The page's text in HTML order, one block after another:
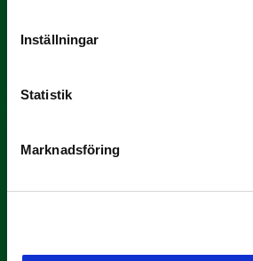
Inställningar
Statistik
Marknadsföring
Rösta på Månadens